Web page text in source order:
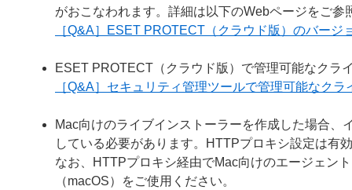
がおこなわれます。詳細は以下のWebページをご参
［Q&A］ESET PROTECT（クラウド版）のバージ
ESET PROTECT（クラウド版）で管理可能なクラ
［Q&A］セキュリティ管理ツールで管理可能なク
Mac向けのライブインストーラーを作成した場合
している必要があります。HTTPプロキシ設定は有
なお、HTTPプロキシ経由でMac向けのエージェン
（macOS）をご使用ください。